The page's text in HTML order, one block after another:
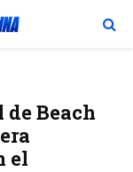
Beach
el